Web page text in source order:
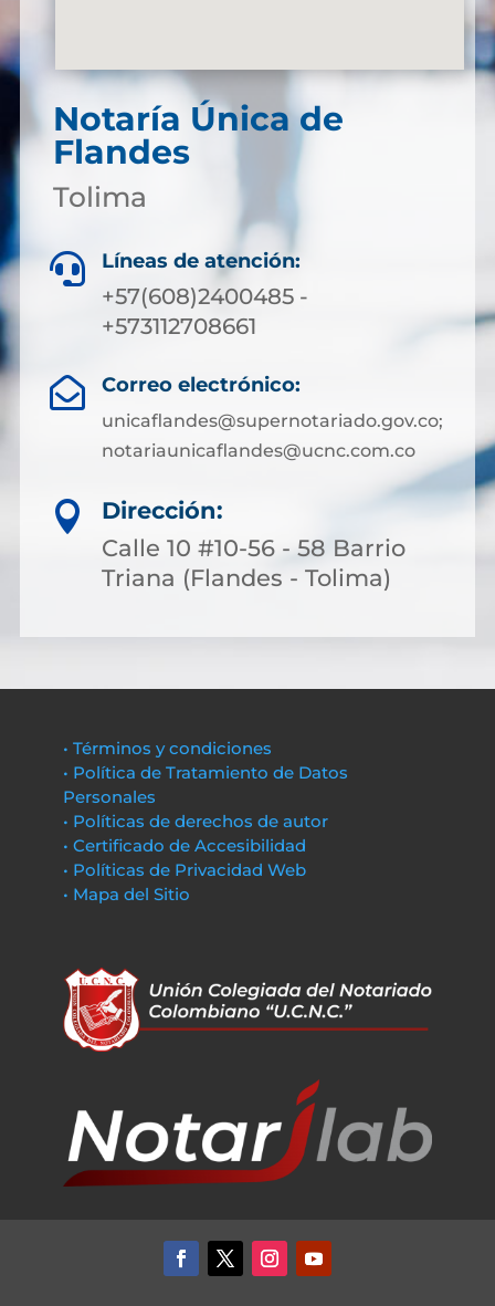
Notaría Única de
Flandes
Tolima
 Líneas de atención:
+57(608)2400485 -
+573112708661
 Correo electrónico:
unicaflandes@supernotariado.gov.co;
notariaunicaflandes@ucnc.com.co

Dirección:
Calle 10 #10-56 - 58 Barrio
Triana (Flandes - Tolima)
• Términos y condiciones
• Política de Tratamiento de Datos
Personales
• Políticas de derechos de autor
• Certificado de Accesibilidad
• Políticas de Privacidad Web
• Mapa del Sitio